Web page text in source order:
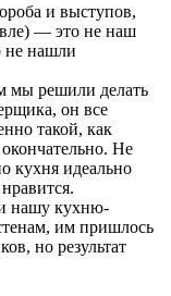
и выступов,
— это не наш
не нашли
мы решили делать
он все
такой, как
Не
кухня идеально
нашу кухню-
им пришлось
но результат